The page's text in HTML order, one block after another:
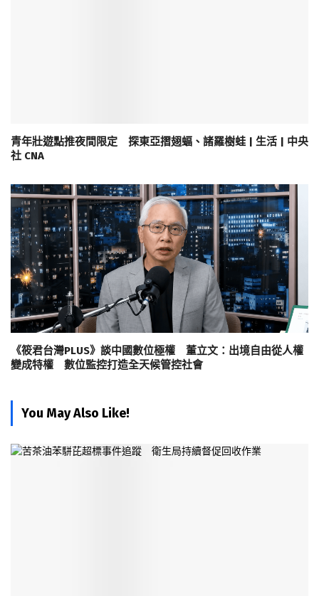
青年壯遊點推夜間限定 探東亞摺翅蝠、諸羅樹蛙 | 生活 | 中央
社 CNA
《筱君台灣PLUS》談中國數位極權 董立文：出境自由從人權
變成特權 數位監控打造全天候管控社會
You May Also Like!